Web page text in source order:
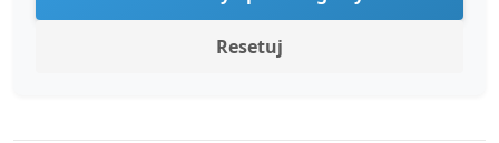
Resetuj